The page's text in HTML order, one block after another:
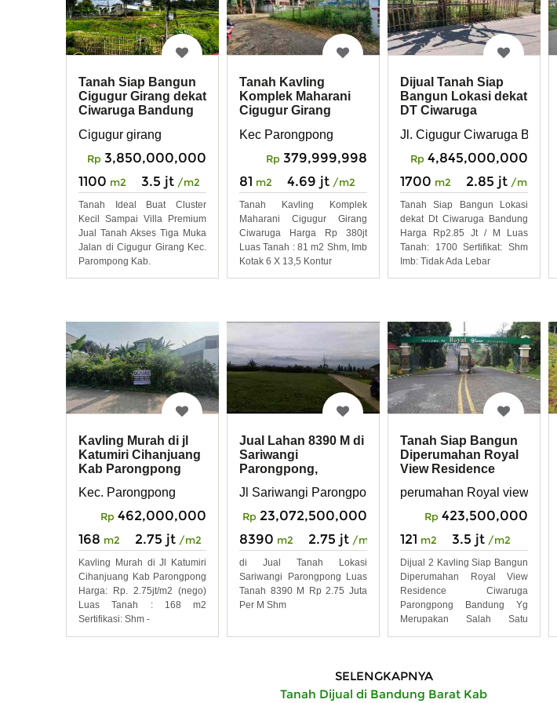
Tanah Siap Bangun
Cigugur Girang dekat
Ciwaruga Bandung
Cigugur girang
Rp 3,850,000,000
1100 m2 3.5 jt /m2
Tanah Ideal Buat Cluster
Kecil Sampai Villa Premium
Jual Tanah Akses Tiga Muka
Jalan di Cigugur Girang Kec.
Parompong Kab.
Tanah Kavling
Komplek Maharani
Cigugur Girang
Kec Parongpong
Rp 379,999,998
81 m2 4.69 jt /m2
Tanah Kavling Komplek
Maharani Cigugur Girang
Ciwaruga Harga Rp 380jt
Luas Tanah : 81 m2 Shm, Imb
Kotak 6 X 13,5 Kontur
Dijual Tanah Siap
Bangun Lokasi dekat
DT Ciwaruga
Jl. Cigugur Ciwaruga
Rp 4,845,000,000
1700 m2 2.85 jt /m2
Tanah Siap Bangun Lokasi
dekat Dt Ciwaruga Bandung
Harga Rp2.85 Jt / M Luas
Tanah: 1700 Sertifikat: Shm
Imb: Tidak Ada Lebar
Kavling Murah di jl
Katumiri Cihanjuang
Kab Parongpong
Kec. Parongpong
Rp 462,000,000
168 m2 2.75 jt /m2
Kavling Murah di Jl Katumiri
Cihanjuang Kab Parongpong
Harga: Rp. 2.75jt/m2 (nego)
Luas Tanah : 168 m2
Sertifikasi: Shm -
Jual Lahan 8390 M di
Sariwangi
Parongpong,
Jl Sariwangi Parongpong Bandung
Rp 23,072,500,000
8390 m2 2.75 jt /m2
di Jual Tanah Lokasi
Sariwangi Parongpong Luas
Tanah 8390 M Rp 2.75 Juta
Per M Shm
Tanah Siap Bangun
Diperumahan Royal
View Residence
Parongpong
perumahan Royal view
Rp 423,500,000
121 m2 3.5 jt /m2
Dijual 2 Kavling Siap Bangun
Diperumahan Royal View
Residence Ciwaruga
Parongpong Bandung Yg
Merupakan Salah Satu
SELENGKAPNYA
Tanah Dijual di Bandung Barat Kab